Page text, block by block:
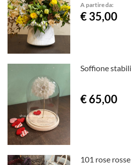
A partire da:
€ 35,00
Soffione
€ 65,00
101 rose